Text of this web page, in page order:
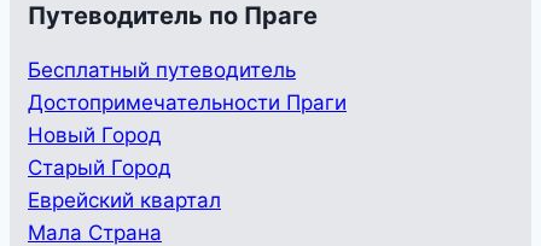
Путеводитель по Праге
Бесплатный путеводитель
Достопримечательности Праги
Новый Город
Старый Город
Еврейский квартал
Мала Страна